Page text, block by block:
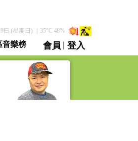
日 (星期日)｜ 35°C 48%
音樂榜 會員 | 登入
直播 / 重溫